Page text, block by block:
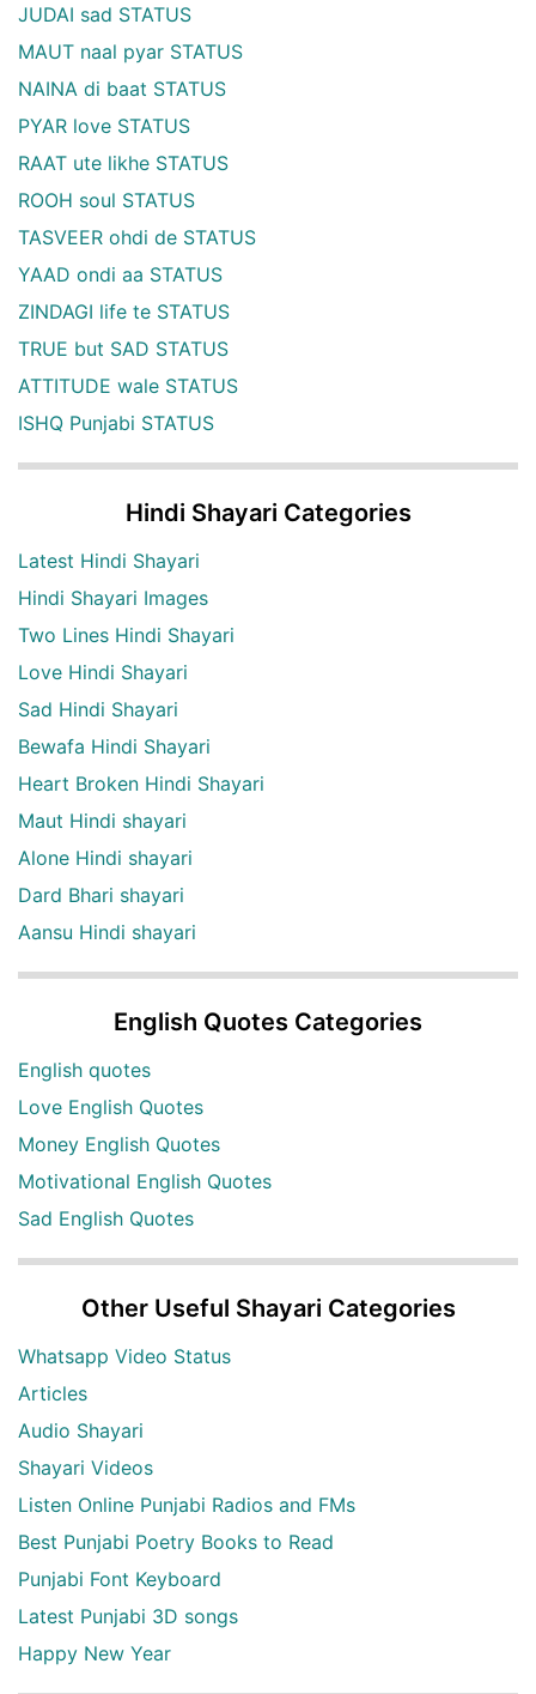
JUDAI sad STATUS
MAUT naal pyar STATUS
NAINA di baat STATUS
PYAR love STATUS
RAAT ute likhe STATUS
ROOH soul STATUS
TASVEER ohdi de STATUS
YAAD ondi aa STATUS
ZINDAGI life te STATUS
TRUE but SAD STATUS
ATTITUDE wale STATUS
ISHQ Punjabi STATUS
Hindi Shayari Categories
Latest Hindi Shayari
Hindi Shayari Images
Two Lines Hindi Shayari
Love Hindi Shayari
Sad Hindi Shayari
Bewafa Hindi Shayari
Heart Broken Hindi Shayari
Maut Hindi shayari
Alone Hindi shayari
Dard Bhari shayari
Aansu Hindi shayari
English Quotes Categories
English quotes
Love English Quotes
Money English Quotes
Motivational English Quotes
Sad English Quotes
Other Useful Shayari Categories
Whatsapp Video Status
Articles
Audio Shayari
Shayari Videos
Listen Online Punjabi Radios and FMs
Best Punjabi Poetry Books to Read
Punjabi Font Keyboard
Latest Punjabi 3D songs
Happy New Year